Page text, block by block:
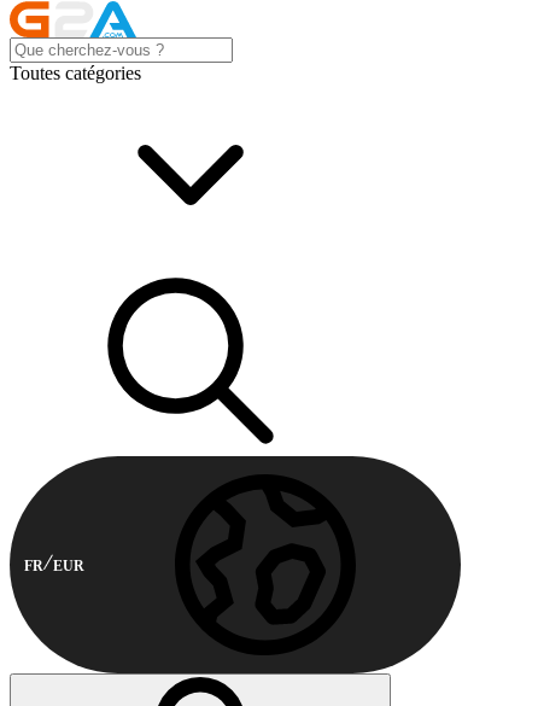
Toutes catégories
FR EUR